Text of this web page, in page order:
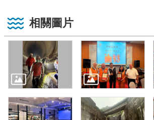
相關圖片